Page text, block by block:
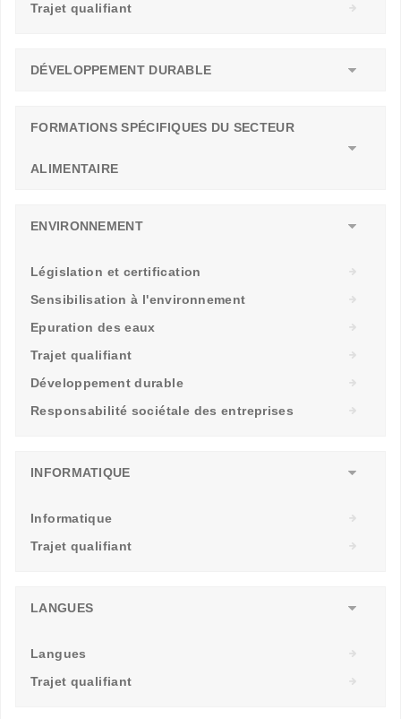
Trajet qualifiant
DÉVELOPPEMENT DURABLE
FORMATIONS SPÉCIFIQUES DU SECTEUR
ALIMENTAIRE
ENVIRONNEMENT
Législation et certification
Sensibilisation à l'environnement
Epuration des eaux
Trajet qualifiant
Développement durable
Responsabilité sociétale des entreprises
INFORMATIQUE
Informatique
Trajet qualifiant
LANGUES
Langues
Trajet qualifiant